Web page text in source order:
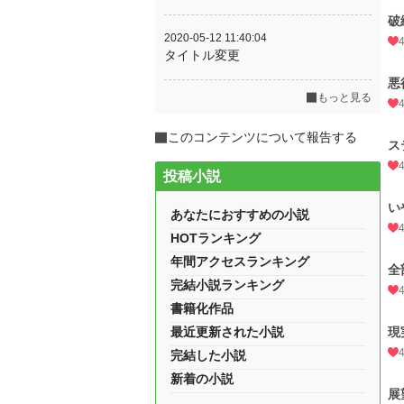
破
悪
い
全
現
2020-05-12 11:40:04
タイトル変更
もっと見る
このコンテンツについて報告する
投稿小説
あなたにおすすめの小説
HOTランキング
年間アクセスランキング
完結小説ランキング
書籍化作品
最近更新された小説
完結した小説
新着の小説